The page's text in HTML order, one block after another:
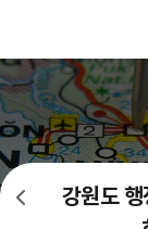
강원도